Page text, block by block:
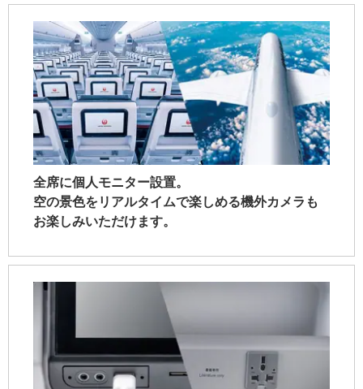
全席に個人モニター設置。
空の景色をリアルタイムで楽しめる機外カメラも
お楽しみいただけます。